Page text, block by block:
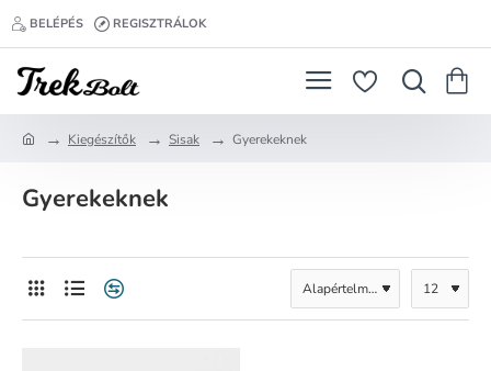
BELÉPÉS REGISZTRÁLOK
m
Kiegészítők Sisak Gyerekeknek
Gyerekeknek